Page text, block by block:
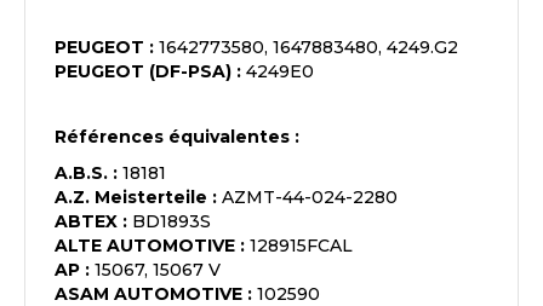
PEUGEOT : 1642773580, 1647883480, 4249.G2
PEUGEOT (DF-PSA) : 4249E0
Références équivalentes :
A.B.S. : 18181
A.Z. Meisterteile : AZMT-44-024-2280
ABTEX : BD1893S
ALTE AUTOMOTIVE : 128915FCAL
AP : 15067, 15067 V
ASAM AUTOMOTIVE : 102590